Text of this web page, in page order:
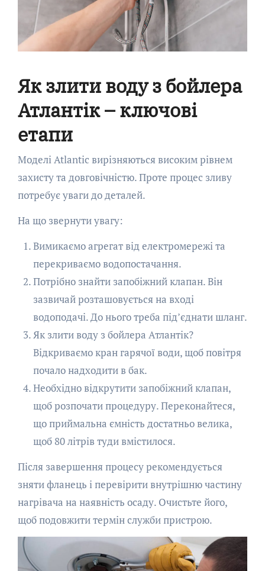
Як злити воду з бойлера
Атлантік – ключові
етапи
Моделі Atlantic вирізняються високим рівнем
захисту та довговічністю. Проте процес зливу
потребує уваги до деталей.
На що звернути увагу:
Вимикаємо агрегат від електромережі та
перекриваємо водопостачання.
Потрібно знайти запобіжний клапан. Він
зазвичай розташовується на вході
водоподачі. До нього треба під’єднати шланг.
Як злити воду з бойлера Атлантік?
Відкриваємо кран гарячої води, щоб повітря
почало надходити в бак.
Необхідно відкрутити запобіжний клапан,
щоб розпочати процедуру. Переконайтеся,
що приймальна ємність достатньо велика,
щоб 80 літрів туди вмістилося.
Після завершення процесу рекомендується
зняти фланець і перевірити внутрішню частину
нагрівача на наявність осаду. Очистьте його,
щоб подовжити термін служби пристрою.